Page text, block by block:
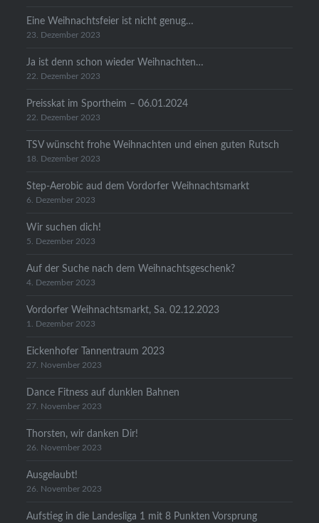
Eine Weihnachtsfeier ist nicht genug…
23. Dezember 2023
Ja ist denn schon wieder Weihnachten…
22. Dezember 2023
Preisskat im Sportheim – 06.01.2024
22. Dezember 2023
TSV wünscht frohe Weihnachten und einen guten Rutsch
18. Dezember 2023
Step-Aerobic aud dem Vordorfer Weihnachtsmarkt
6. Dezember 2023
Wir suchen dich!
5. Dezember 2023
Auf der Suche nach dem Weihnachtsgeschenk?
4. Dezember 2023
Vordorfer Weihnachtsmarkt, Sa. 02.12.2023
1. Dezember 2023
Eickenhofer Tannentraum 2023
27. November 2023
Dance Fitness auf dunklen Bahnen
27. November 2023
Thorsten, wir danken Dir!
26. November 2023
Ausgelaubt!
26. November 2023
Aufstieg in die Landesliga 1 mit 8 Punkten Vorsprung